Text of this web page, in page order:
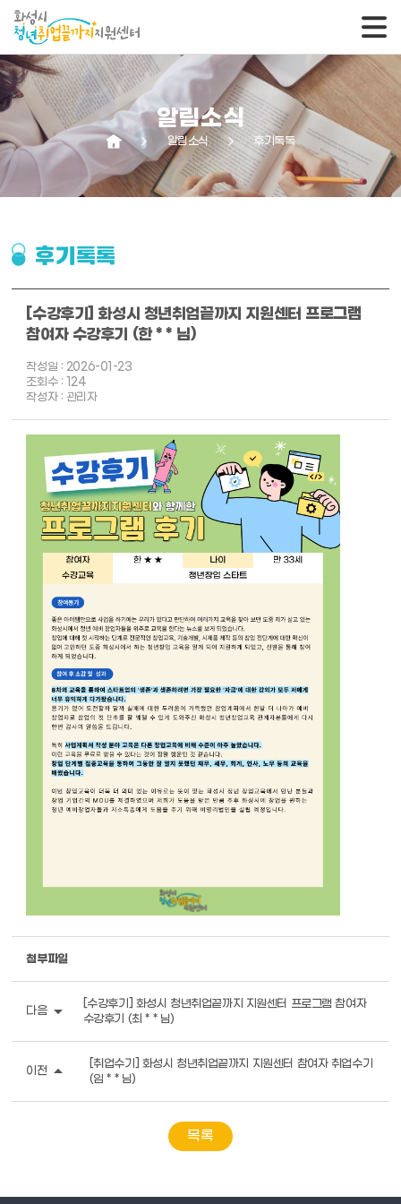
알림소식
arrow_forward_ios 알림소식 arrow_forward_ios 후기톡톡
후기톡톡
[수강후기] 화성시 청년취업끝까지 지원센터 프로그램
참여자 수강후기 (한 * * 님)
작성일 : 2026-01-23
조회수 : 124
작성자 : 관리자
첨부파일
다음arrow_drop_down
[수강후기] 화성시 청년취업끝까지 지원센터 프로그램 참여자
수강후기 (최 * * 님)
이전arrow_drop_up
[취업수기] 화성시 청년취업끝까지 지원센터 참여자 취업수기
(임 * * 님)
목록